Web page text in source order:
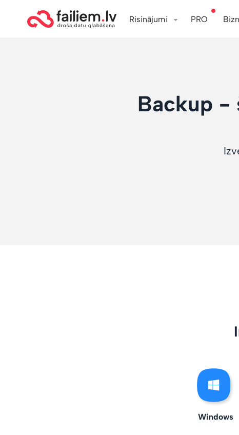
Risinājumi PRO
Backup -
Windows